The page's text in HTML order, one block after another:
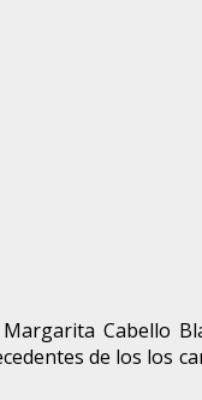
Cabello
de los los